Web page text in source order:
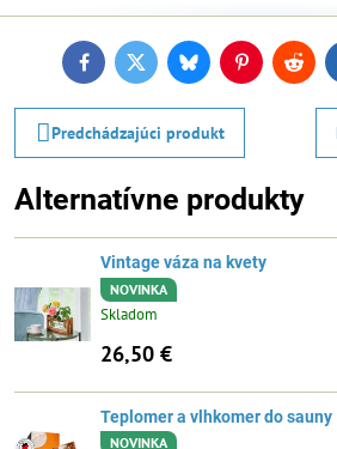
FacebookTwitterBlueskyPinterest
Predchádzajúci produkt
Alternatívne produkty
Vintage váza na kvety
NOVINKA
Skladom
26,50 €
Teplomer a vlhkomer do sauny
NOVINKA